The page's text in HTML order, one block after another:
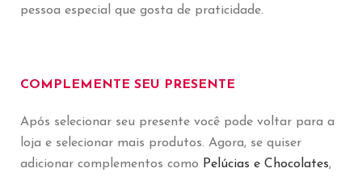
pessoa especial que gosta de praticidade.
COMPLEMENTE SEU PRESENTE
Após selecionar seu presente você pode voltar para a
loja e selecionar mais produtos. Agora, se quiser
adicionar complementos como Pelúcias e Chocolates,